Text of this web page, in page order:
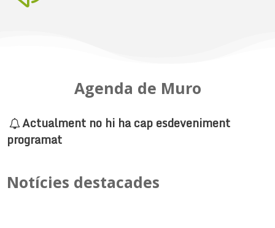
Agenda de Muro
Actualment no hi ha cap esdeveniment
programat
Notícies destacades